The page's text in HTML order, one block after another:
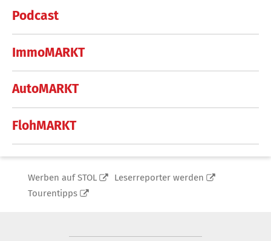
Podcast
ImmoMARKT
AutoMARKT
FlohMARKT
Werben auf STOL
Leserreporter werden
Tourentipps